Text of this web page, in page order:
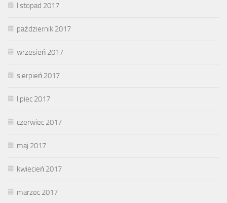
listopad 2017
październik 2017
wrzesień 2017
sierpień 2017
lipiec 2017
czerwiec 2017
maj 2017
kwiecień 2017
marzec 2017